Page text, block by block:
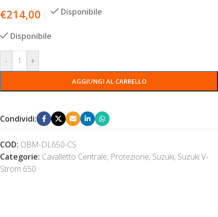
€214,00 Disponibile
Disponibile
- +
AGGIUNGI AL CARRELLO
Condividi:
COD: OBM-DL650-CS
Categorie: Cavalletto Centrale, Protezione, Suzuki, Suzuki V-
Strom 650